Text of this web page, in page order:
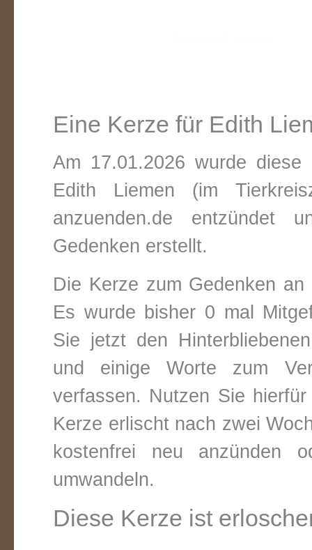
Eine Kerze für Edith
Am 17.01.2026 wurde
Edith Liemen (im
anzuenden.de entzündet
Gedenken erstellt.
Die Kerze zum Gedenken
Es wurde bisher 0 mal
Sie jetzt den
und einige Worte zum
verfassen. Nutzen Sie
Kerze erlischt nach zwei
kostenfrei neu anzünden
umwandeln.
Diese Kerze ist